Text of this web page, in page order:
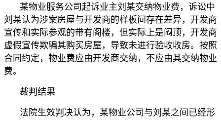
某物业服务公司起诉业主刘某交纳物业费，诉讼中
刘某认为涉案房屋与开发商的样板间存在差异，开发商
宣传和实际参观的带有阁楼，但实际上是闷顶，开发商
虚假宣传欺骗其购买房屋，导致未进行验收收房。按照
合同约定，物业费应由开发商交纳，不应由其交纳物业
费。
裁判结果
法院生效判决认为，某物业公司与刘某之间已经形